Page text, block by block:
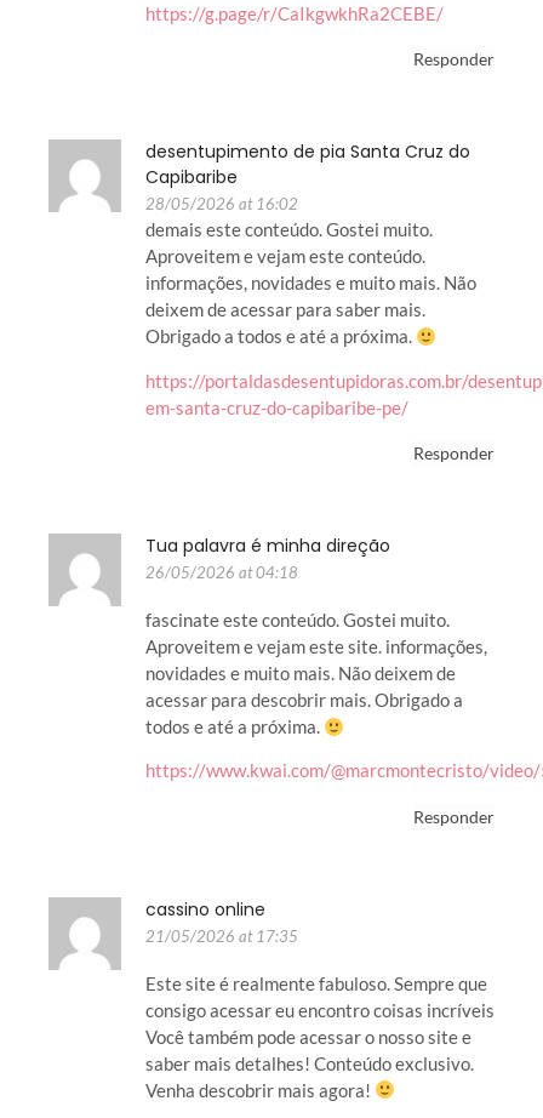
https://g.page/r/CaIkgwkhRa2CEBE/
Responder
desentupimento de pia Santa Cruz do
Capibaribe
28/05/2026 at 16:02
demais este conteúdo. Gostei muito.
Aproveitem e vejam este conteúdo.
informações, novidades e muito mais. Não
deixem de acessar para saber mais.
Obrigado a todos e até a próxima.
https://portaldasdesentupidoras.com.br/
em-santa-cruz-do-capibaribe-pe/
Responder
Tua palavra é minha direção
26/05/2026 at 04:18
fascinate este conteúdo. Gostei muito.
Aproveitem e vejam este site. informações,
novidades e muito mais. Não deixem de
acessar para descobrir mais. Obrigado a
todos e até a próxima.
https://www.kwai.com/@marcmontecristo/
Responder
cassino online
21/05/2026 at 17:35
Este site é realmente fabuloso. Sempre que
consigo acessar eu encontro coisas incríveis
Você também pode acessar o nosso site e
saber mais detalhes! Conteúdo exclusivo.
Venha descobrir mais agora!